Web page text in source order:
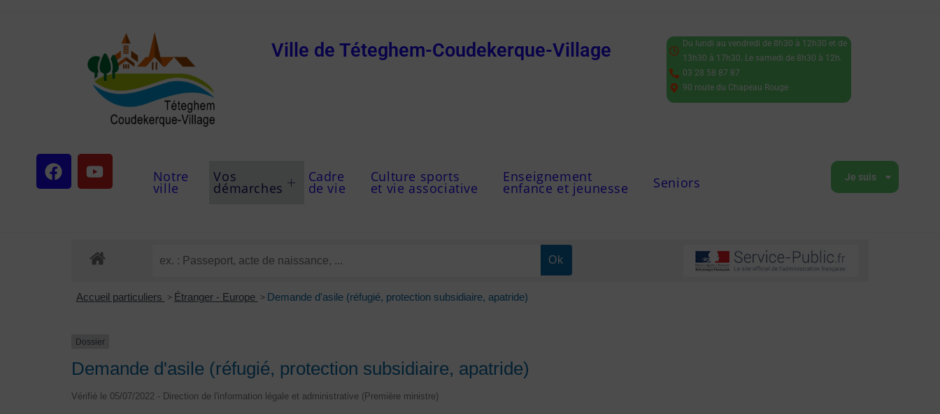
Ville de Téteghem-Coudekerque-Village
Du lundi au vendredi de 8h30 à 12h30 et de
13h30 à 17h30. Le samedi de 8h30 à 12h.
03 28 58 87 87
90 route du Chapeau Rouge
Notre
ville
Vos
démarches
Cadre
de vie
Culture sports
et vie associative
Enseignement
enfance et jeunesse Seniors Je suis
Accueil particuliers > Étranger - Europe > Demande d'asile (réfugié, protection subsidiaire, apatride)
Dossier
Demande d'asile (réfugié, protection subsidiaire, apatride)
Vérifié le 05/07/2022 - Direction de l'information légale et administrative (Première ministre)